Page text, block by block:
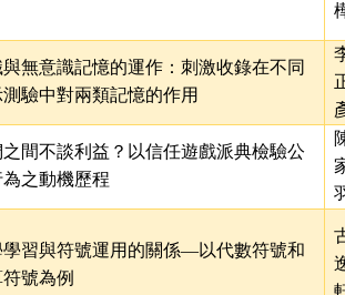
無意識記憶的運作：刺激收錄在不同
測驗中對兩類記憶的作用
間不談利益？以信任遊戲派典檢驗公
為之動機歷程
學習與符號運用的關係—以代數符號和
號為例